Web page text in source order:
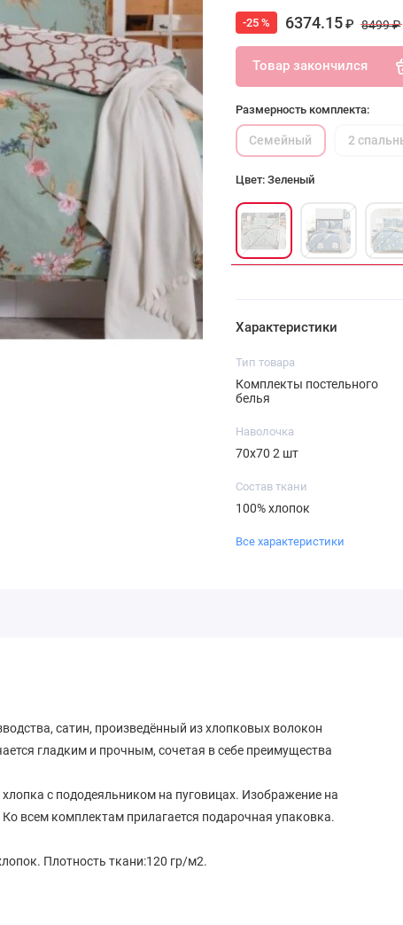
-25 % 6374.15₽ 8499 ₽
Товар закончился
Размерность комплекта:
Семейный 2
Цвет: Зеленый
Характеристики
Тип товара
Комплекты постельного
белья
Наволочка
70х70 2 шт
Состав ткани
100% хлопок
Все характеристики
сатин, произведённый из хлопковых волокон
гладким и прочным, сочетая в себе преимущества
с пододеяльником на пуговицах. Изображение на
всем комплектам прилагается подарочная упаковка.
Плотность ткани:120 гр/м2.